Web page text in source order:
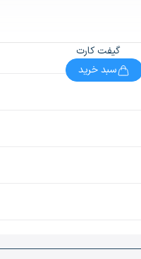
گیفت کارت
سبد خرید